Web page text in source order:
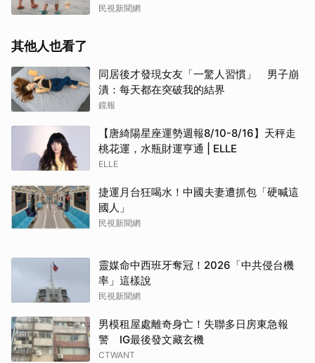
民視新聞網
其他人也看了
同居後才發現女友「一驚人習慣」 男子崩
潰：每天都在突破我的結界
鏡報
【唐綺陽星座運勢週報8/10-8/16】天秤走
桃花運，水瓶財運亨通 | ELLE
ELLE
捷運月台狂喝水！中國夫妻遭抓包「硬喊這
國人」
民視新聞網
靈媒命中西班牙奪冠！2026「中共侵台機
率」這樣說
民視新聞網
男模租屋處離奇身亡！失聯多日房東急報
警 IG最後發文藏玄機
CTWANT